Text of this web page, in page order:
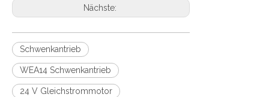
Nächste:
Schwenkantrieb
WEA14 Schwenkantrieb
24 V Gleichstrommotor